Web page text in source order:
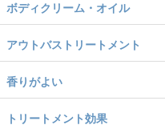
ボディクリーム・オイル
アウトバストリートメント
香りがよい
トリートメント効果